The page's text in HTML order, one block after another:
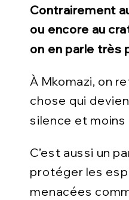
Contrairement
ou encore au
on en parle très
À Mkomazi, on
chose qui
silence et moins
C’est aussi un
protéger les
menacées